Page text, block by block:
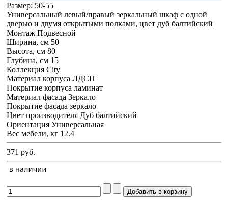
Размер: 50-55
Универсальный левый/правый зеркальный шкаф с одной
дверью и двумя открытыми полками, цвет дуб балтийский
Монтаж Подвесной
Ширина, см 50
Высота, см 80
Глубина, см 15
Коллекция City
Материал корпуса ЛДСП
Покрытие корпуса ламинат
Материал фасада Зеркало
Покрытие фасада зеркало
Цвет производителя Дуб балтийский
Ориентация Универсальная
Вес мебели, кг 12.4
371 руб.